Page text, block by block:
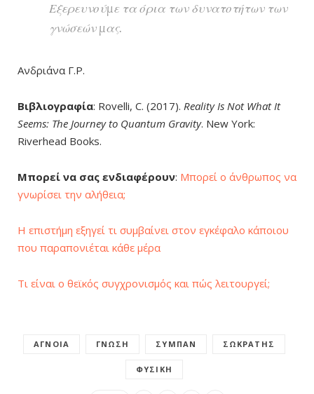
Εξερευνούμε τα όρια των δυνατοτήτων των
γνώσεών μας.
Ανδριάνα Γ.Ρ.
Βιβλιογραφία: Rovelli, C. (2017). Reality Is Not What It
Seems: The Journey to Quantum Gravity. New York:
Riverhead Books.
Μπορεί να σας ενδιαφέρουν: Μπορεί ο άνθρωπος να
γνωρίσει την αλήθεια;
Η επιστήμη εξηγεί τι συμβαίνει στον εγκέφαλο κάποιου
που παραπονιέται κάθε μέρα
Τι είναι ο θεϊκός συγχρονισμός και πώς λειτουργεί;
ΆΓΝΟΙΑ ΓΝΏΣΗ ΣΎΜΠΑΝ ΣΩΚΡΆΤΗΣ
ΦΥΣΙΚΉ